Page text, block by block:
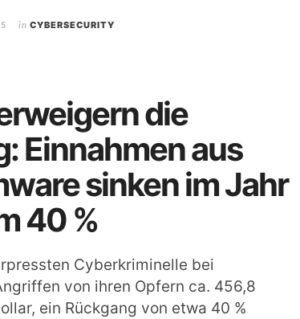
in CYBERSECURITY
die
Einnahmen aus
sinken im Jahr
40 %
Cyberkriminelle bei
von ihren Opfern ca. 456,8
ein Rückgang von etwa 40 %